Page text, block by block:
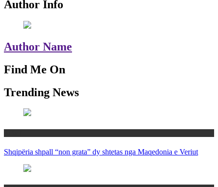
Author Info
Author Name
Find Me On
Trending News
Shqipëria shpall “non grata” dy shtetas nga Maqedonia e Veriut